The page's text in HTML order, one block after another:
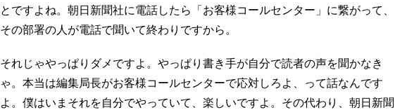
とですよね。朝日新聞社に電話したら「お客様コールセンター」に繋がって、
その部署の人が電話で聞いて終わりですから。
それじゃやっぱりダメですよ。やっぱり書き手が自分で読者の声を聞かなき
ゃ。本当は編集局長がお客様コールセンターで応対しろよ、って話なんです
よ。僕はいまそれを自分でやっていて、楽しいですよ。その代わり、朝日新聞